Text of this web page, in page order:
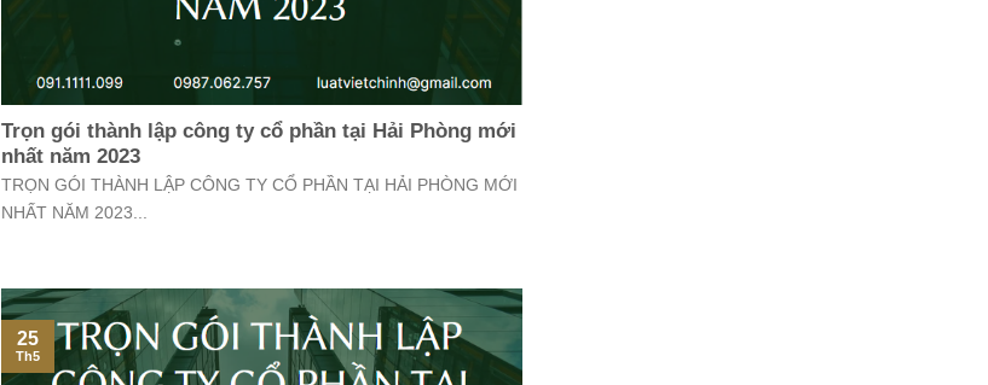
Trọn gói thành lập công ty cổ phần tại Hải Phòng mới
nhất năm 2023
TRỌN GÓI THÀNH LẬP CÔNG TY CỔ PHẦN TẠI HẢI PHÒNG MỚI
NHẤT NĂM 2023...
25
Th5